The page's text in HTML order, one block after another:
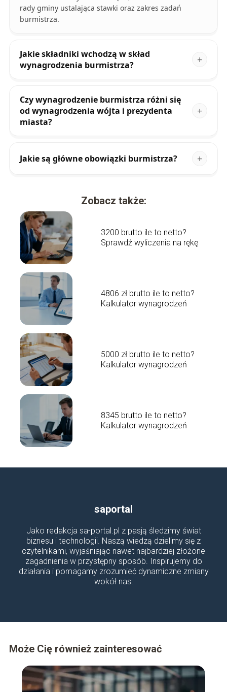
rady gminy ustalająca stawki oraz zakres zadań
burmistrza.
Jakie składniki wchodzą w skład
wynagrodzenia burmistrza?
Czy wynagrodzenie burmistrza różni się
od wynagrodzenia wójta i prezydenta
miasta?
Jakie są główne obowiązki burmistrza?
Zobacz także:
3200 brutto ile to netto?
Sprawdź wyliczenia na rękę
4806 zł brutto ile to netto?
Kalkulator wynagrodzeń
5000 zł brutto ile to netto?
Kalkulator wynagrodzeń
8345 brutto ile to netto?
Kalkulator wynagrodzeń
saportal
Jako redakcja sa-portal.pl z pasją śledzimy świat
biznesu i technologii. Naszą wiedzą dzielimy się z
czytelnikami, wyjaśniając nawet najbardziej złożone
zagadnienia w przystępny sposób. Inspirujemy do
działania i pomagamy zrozumieć dynamiczne zmiany
wokół nas.
Może Cię również zainteresować